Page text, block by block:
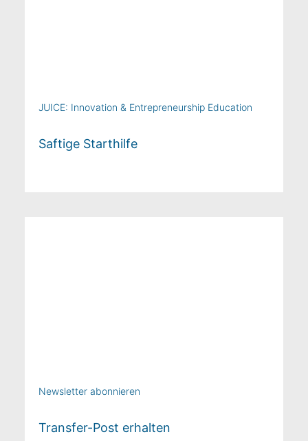
JUICE: Innovation & Entrepreneurship Education
Saftige Starthilfe
Newsletter abonnieren
Transfer-Post erhalten